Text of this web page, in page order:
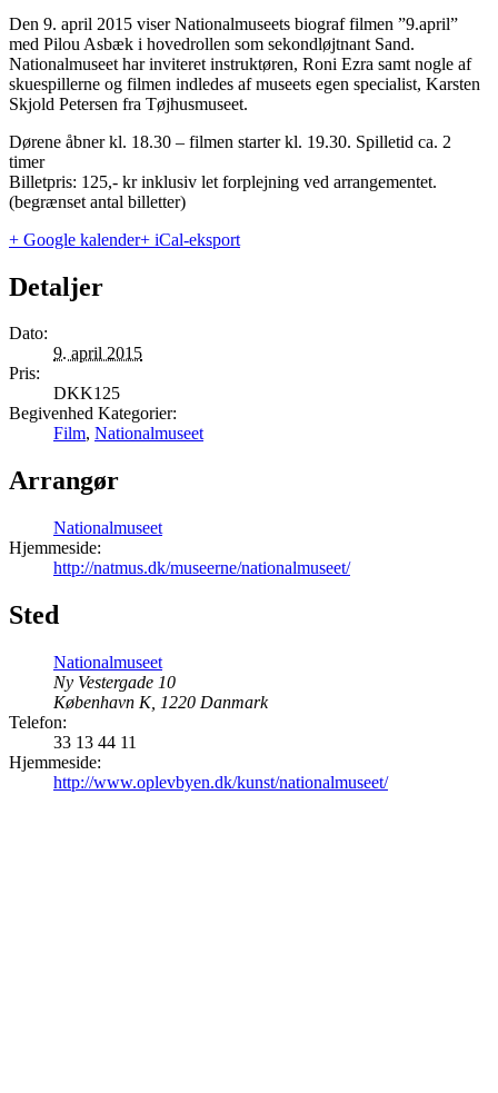
Den 9. april 2015 viser Nationalmuseets biograf filmen ”9.april”
med Pilou Asbæk i hovedrollen som sekondløjtnant Sand.
Nationalmuseet har inviteret instruktøren, Roni Ezra samt nogle af
skuespillerne og filmen indledes af museets egen specialist, Karsten
Skjold Petersen fra Tøjhusmuseet.
Dørene åbner kl. 18.30 – filmen starter kl. 19.30. Spilletid ca. 2
timer
Billetpris: 125,- kr inklusiv let forplejning ved arrangementet.
(begrænset antal billetter)
+ Google kalender+ iCal-eksport
Detaljer
Dato:
9. april 2015
Pris:
DKK125
Begivenhed Kategorier:
Film, Nationalmuseet
Arrangør
Nationalmuseet
Hjemmeside:
http://natmus.dk/museerne/nationalmuseet/
Sted
Nationalmuseet
Ny Vestergade 10
København K, 1220 Danmark
Telefon:
33 13 44 11
Hjemmeside:
http://www.oplevbyen.dk/kunst/nationalmuseet/